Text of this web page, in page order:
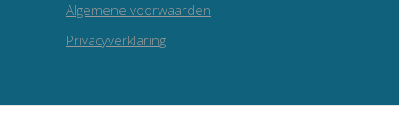
Algemene voorwaarden
Privacyverklaring